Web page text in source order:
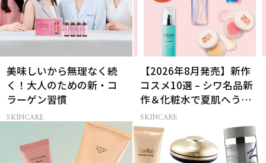
美味しいから無理なく続
く！大人のための新・コ
ラーゲン習慣
SKINCARE
【2026年8月発売】新作
コスメ10選 – シワ名品新
作＆化粧水で夏肌へうる
おいチャージ
SKINCARE